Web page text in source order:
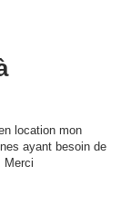
location mon
ayant besoin de
Merci